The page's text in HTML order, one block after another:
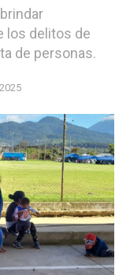
los delitos de
de personas.